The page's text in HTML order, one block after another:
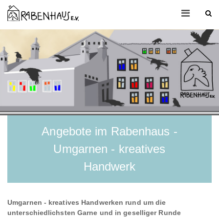
Angebote im Rabenhaus -
Umgarnen - kreatives
Handwerk
Umgarnen - kreatives Handwerken rund um die
unterschiedlichsten Garne und in geselliger Runde